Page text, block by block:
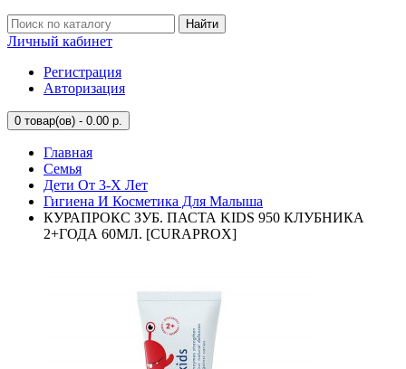
Найти
Личный кабинет
Регистрация
Авторизация
0 товар(ов) - 0.00 р.
Главная
Семья
Дети От 3-Х Лет
Гигиена И Косметика Для Малыша
КУРАПРОКС ЗУБ. ПАСТА KIDS 950 КЛУБНИКА
2+ГОДА 60МЛ. [CURAPROX]